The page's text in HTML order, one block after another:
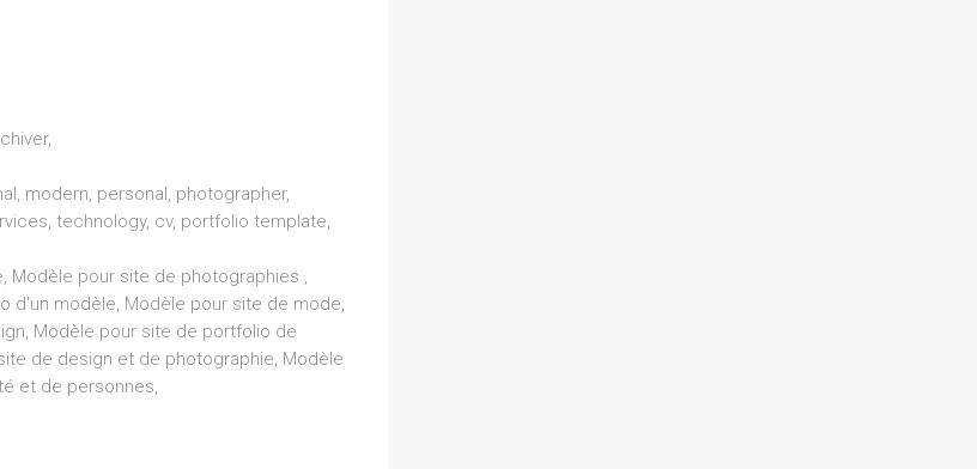
modern, personal, photographer,
technology, cv, portfolio template,
Modèle pour site de photographies ,
d'un modèle, Modèle pour site de mode,
Modèle pour site de portfolio de
de design et de photographie, Modèle
et de personnes,